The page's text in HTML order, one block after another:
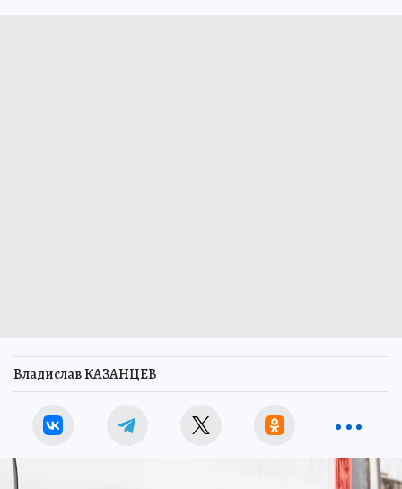
Владислав КАЗАНЦЕВ